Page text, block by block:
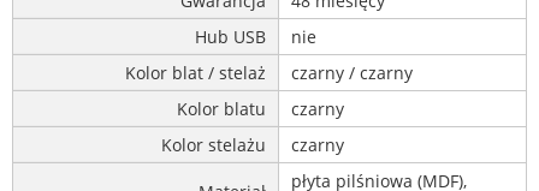
Hub USB
nie
Kolor blat / stelaż
czarny / czarny
Kolor blatu
czarny
Kolor stelażu
czarny
płyta pilśniowa (MDF),